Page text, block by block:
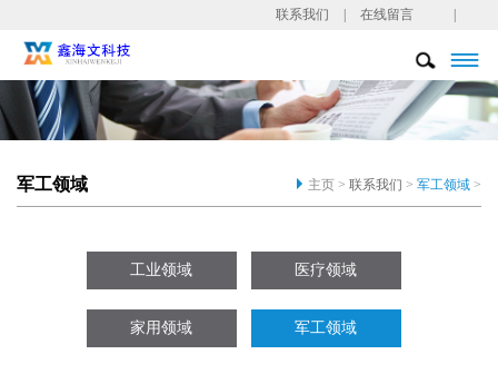
联系我们 在线留言

军工领域 主页 > 联系我们 > 军工领域 >
工业领域 医疗领域
家用领域 军工领域